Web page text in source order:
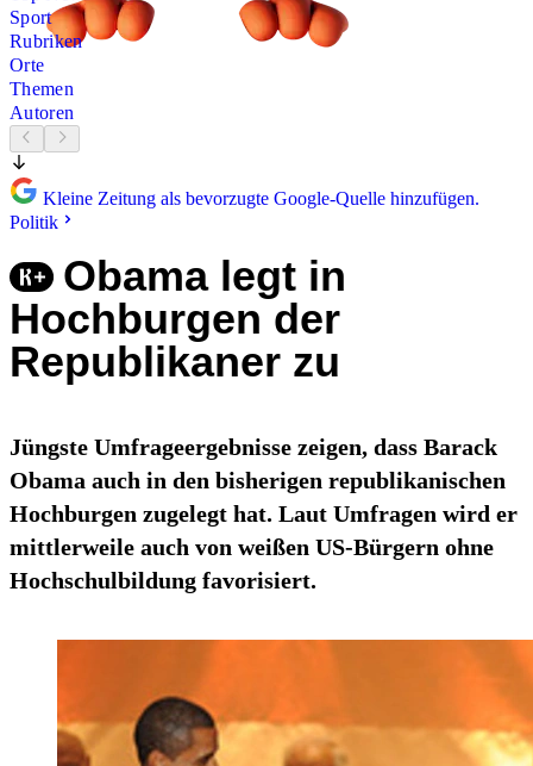
Sport
Rubriken
Orte
Themen
Autoren
Kleine Zeitung als bevorzugte Google-Quelle hinzufügen.
Politik
Obama legt in
Hochburgen der
Republikaner zu
Jüngste Umfrageergebnisse zeigen, dass Barack
Obama auch in den bisherigen republikanischen
Hochburgen zugelegt hat. Laut Umfragen wird er
mittlerweile auch von weißen US-Bürgern ohne
Hochschulbildung favorisiert.